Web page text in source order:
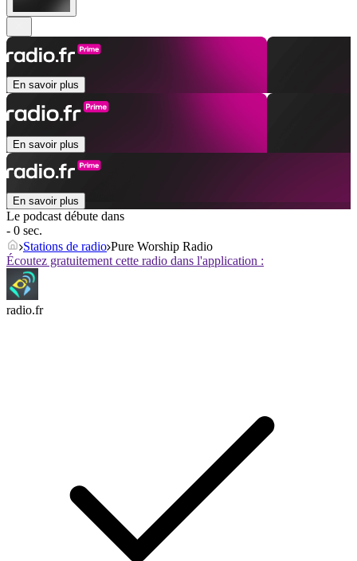
En savoir plus
En savoir plus
En savoir plus
Le podcast débute dans
- 0 sec.
Stations de radio Pure Worship Radio
Écoutez gratuitement cette radio dans l'application :
radio.fr